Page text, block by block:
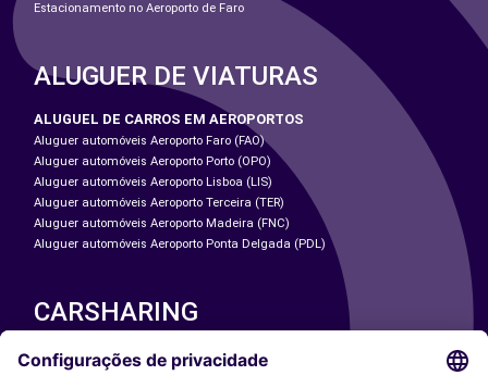
Estacionamento no Aeroporto de Faro
ALUGUER DE VIATURAS
ALUGUEL DE CARROS EM AEROPORTOS
Aluguer automóveis Aeroporto Faro (FAO)
Aluguer automóveis Aeroporto Porto (OPO)
Aluguer automóveis Aeroporto Lisboa (LIS)
Aluguer automóveis Aeroporto Terceira (TER)
Aluguer automóveis Aeroporto Madeira (FNC)
Aluguer automóveis Aeroporto Ponta Delgada (PDL)
CARSHARING
NOSSAS CIDADES